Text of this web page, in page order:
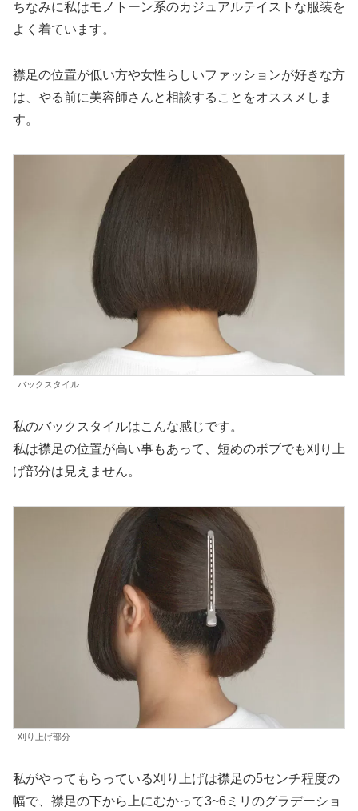
ちなみに私はモノトーン系のカジュアルテイストな服装を
よく着ています。
襟足の位置が低い方や女性らしいファッションが好きな方
は、やる前に美容師さんと相談することをオススメしま
す。
バックスタイル
私のバックスタイルはこんな感じです。
私は襟足の位置が高い事もあって、短めのボブでも刈り上
げ部分は見えません。
刈り上げ部分
私がやってもらっている刈り上げは襟足の5センチ程度の
幅で、襟足の下から上にむかって3~6ミリのグラデーショ